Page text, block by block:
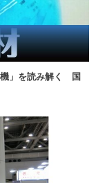
機」を読み解く 国